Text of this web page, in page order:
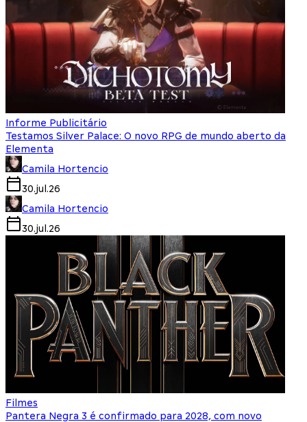
Informe Publicitário
Testamos Silver Palace: O novo RPG de mundo aberto da
Elementa
Camila Hortencio
30.jul.26
Camila Hortencio
30.jul.26
Filmes
Pantera Negra 3 é confirmado para 2028, com novo